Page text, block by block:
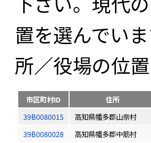
置を選んでい
所／役場の位
市区町村ID
住所
39B0080015
高知県幡多郡山奈村
39B0080028
高知県幡多郡中筋村